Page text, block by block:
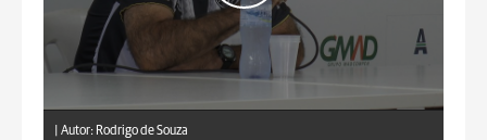
Autor: Rodrigo de Souza